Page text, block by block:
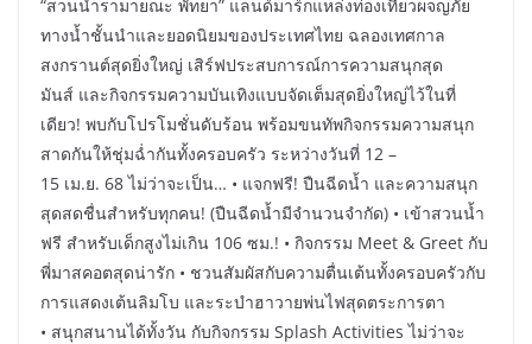
“สวนน้ำรามายณะ พัทยา” แลนด์มาร์กแหล่งท่องเที่ยวผจญภัย
ทางน้ำชั้นนำและยอดนิยมของประเทศไทย ฉลองเทศกาล
สงกรานต์สุดยิ่งใหญ่ เสิร์ฟประสบการณ์การความสนุกสุด
มันส์ และกิจกรรมความบันเทิงแบบจัดเต็มสุดยิ่งใหญ่ไว้ในที่
เดียว! พบกับโปรโมชั่นดับร้อน พร้อมขนทัพกิจกรรมความสนุก
สาดกันให้ชุ่มฉ่ำกันทั้งครอบครัว ระหว่างวันที่ 12 –
15 เม.ย. 68 ไม่ว่าจะเป็น… • แจกฟรี! ปืนฉีดน้ำ และความสนุก
สุดสดชื่นสำหรับทุกคน! (ปืนฉีดน้ำมีจำนวนจำกัด) • เข้าสวนน้ำ
ฟรี สำหรับเด็กสูงไม่เกิน 106 ซม.! • กิจกรรม Meet & Greet กับ
พี่มาสคอตสุดน่ารัก • ชวนสัมผัสกับความตื่นเต้นทั้งครอบครัวกับ
การแสดงเต้นลิมโบ และระบำฮาวายพ่นไฟสุดตระการตา
• สนุกสนานได้ทั้งวัน กับกิจกรรม Splash Activities ไม่ว่าจะ